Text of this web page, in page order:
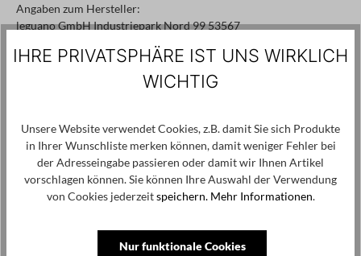
Angaben zum Hersteller:
leguano GmbH Industriepark Nord 99 53567
SALE
IHRE PRIVATSPHÄRE IST UNS WIRKLICH
WICHTIG
Unsere Website verwendet Cookies, z.B. damit Sie sich Produkte
in Ihrer Wunschliste merken können, damit weniger Fehler bei
der Adresseingabe passieren oder damit wir Ihnen Artikel
vorschlagen können. Sie können Ihre Auswahl der Verwendung
von Cookies jederzeitspeichern. Mehr Informationen.
Nur funktionale Cookies